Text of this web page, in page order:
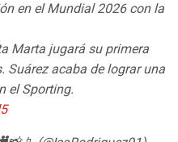
en el Mundial 2026 con la
Marta jugará su primera
Suárez acaba de lograr una
el Sporting.